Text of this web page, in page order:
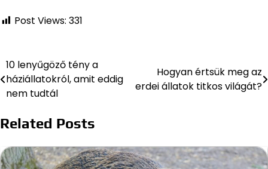
Post Views: 331
Bejegyzés
navigáció
10 lenyűgöző tény a
háziállatokról, amit eddig
nem tudtál
Hogyan értsük meg az
erdei állatok titkos világát?
Related Posts